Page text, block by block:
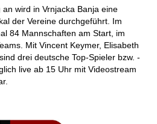
wird in Vrnjacka Banja eine
der Vereine durchgeführt. Im
84 Mannschaften am Start, im
Mit Vincent Keymer, Elisabeth
drei deutsche Top-Spieler bzw. -
live ab 15 Uhr mit Videostream